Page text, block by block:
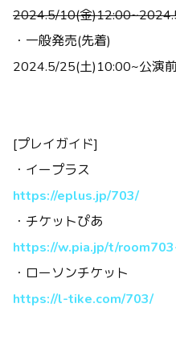
2024.5/10(金
・一般発売(先着)
2024.5/25(土)10:00~公演
[プレイガイド]
・イープラス
https://eplus.jp/703/
・チケットぴあ
https://w.pia.jp/t/
・ローソンチケット
https://l-tike.com/703/